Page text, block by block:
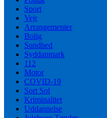
Sport
Vejr
Arrangementer
Bolig
Sundhed
Syddanmark
112
Motor
COVID-19
Sort Sol
Kriminalitet
Uddannelse